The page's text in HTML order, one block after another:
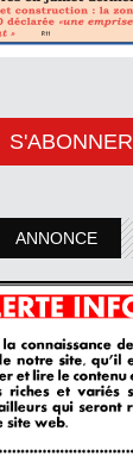
S'ABONNER
ANNONCE